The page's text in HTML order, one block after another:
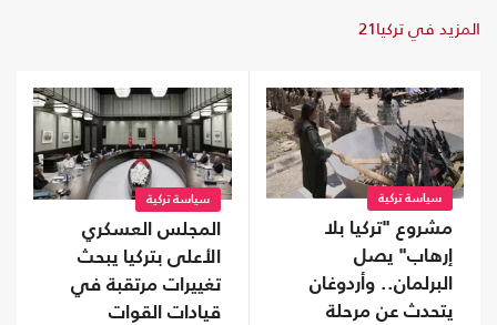
المزيد في تركيا21
سياسة تركية
مشروع "تركيا بلا
إرهاب" يصل
البرلمان.. وأردوغان
يتحدث عن مرحلة
سياسة تركية
المجلس العسكري
الأعلى بتركيا يبحث
تغييرات مرتقبة في
قيادات القوات